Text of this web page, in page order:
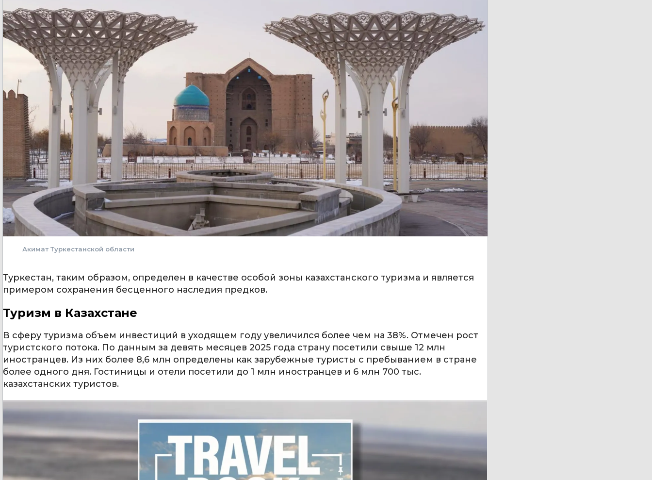
Акимат Туркестанской области
Туркестан, таким образом, определен в качестве особой зоны казахстанского туризма и является
примером сохранения бесценного наследия предков.
Туризм в Казахстане
В сферу туризма объем инвестиций в уходящем году увеличился более чем на 38%. Отмечен рост
туристского потока. По данным за девять месяцев 2025 года страну посетили свыше 12 млн
иностранцев. Из них более 8,6 млн определены как зарубежные туристы с пребыванием в стране
более одного дня. Гостиницы и отели посетили до 1 млн иностранцев и 6 млн 700 тыс.
казахстанских туристов.